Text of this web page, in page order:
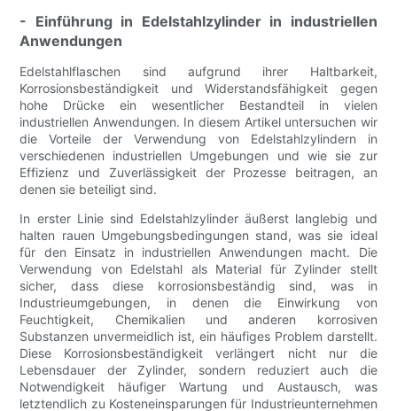
- Einführung in Edelstahlzylinder in industriellen
Anwendungen
Edelstahlflaschen sind aufgrund ihrer Haltbarkeit,
Korrosionsbeständigkeit und Widerstandsfähigkeit gegen
hohe Drücke ein wesentlicher Bestandteil in vielen
industriellen Anwendungen. In diesem Artikel untersuchen wir
die Vorteile der Verwendung von Edelstahlzylindern in
verschiedenen industriellen Umgebungen und wie sie zur
Effizienz und Zuverlässigkeit der Prozesse beitragen, an
denen sie beteiligt sind.
In erster Linie sind Edelstahlzylinder äußerst langlebig und
halten rauen Umgebungsbedingungen stand, was sie ideal
für den Einsatz in industriellen Anwendungen macht. Die
Verwendung von Edelstahl als Material für Zylinder stellt
sicher, dass diese korrosionsbeständig sind, was in
Industrieumgebungen, in denen die Einwirkung von
Feuchtigkeit, Chemikalien und anderen korrosiven
Substanzen unvermeidlich ist, ein häufiges Problem darstellt.
Diese Korrosionsbeständigkeit verlängert nicht nur die
Lebensdauer der Zylinder, sondern reduziert auch die
Notwendigkeit häufiger Wartung und Austausch, was
letztendlich zu Kosteneinsparungen für Industrieunternehmen